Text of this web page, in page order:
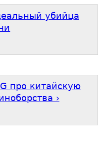
убийца
про китайскую
›